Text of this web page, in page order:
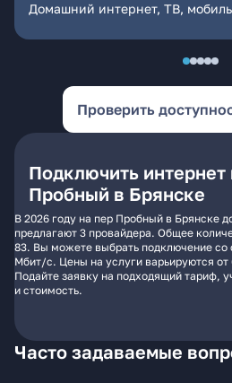
Домашний интернет, ТВ,
Проверить
Подключить интернет
Пробный в Брянске
В 2026 году на пер Пробный в Брянске
предлагают 3 провайдера. Общее
83. Вы можете выбрать подключение со
Мбит/с. Цены на услуги варьируются от
Подайте заявку на подходящий тариф,
и стоимость.
Часто задаваемые